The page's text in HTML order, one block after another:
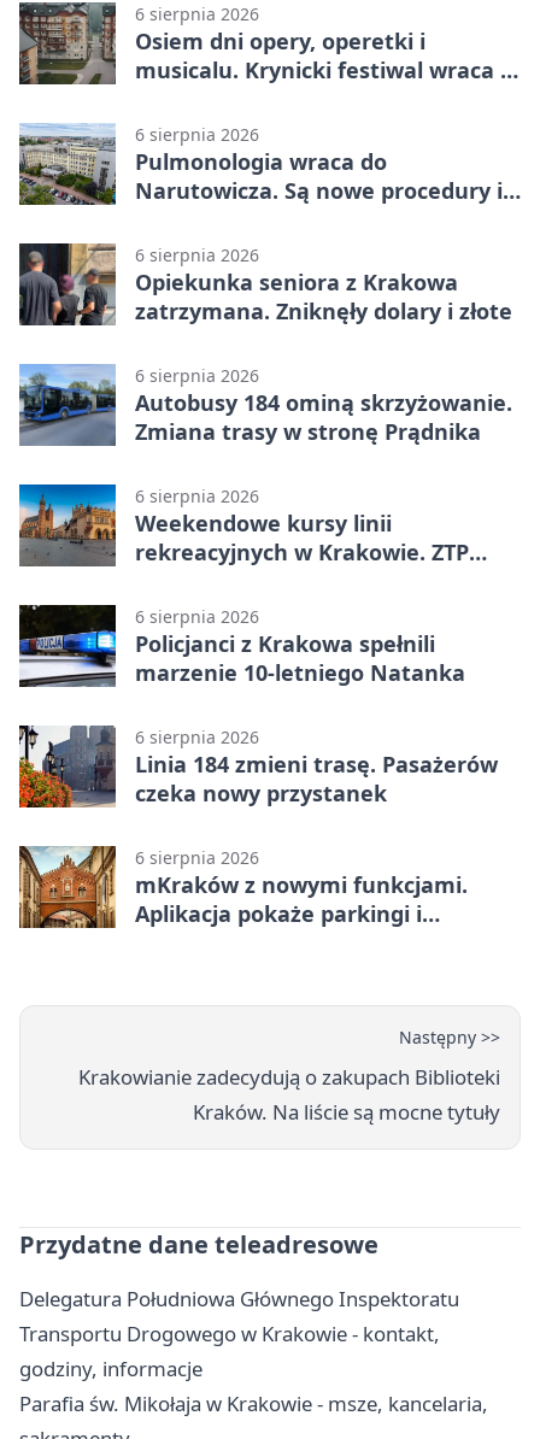
6 sierpnia 2026
Osiem dni opery, operetki i
musicalu. Krynicki festiwal wraca z
6 sierpnia 2026
Pulmonologia wraca do
Narutowicza. Są nowe procedury i
6 sierpnia 2026
Opiekunka seniora z Krakowa
zatrzymana. Zniknęły dolary i złote
6 sierpnia 2026
Autobusy 184 ominą skrzyżowanie.
Zmiana trasy w stronę Prądnika
6 sierpnia 2026
Weekendowe kursy linii
rekreacyjnych w Krakowie. ZTP
6 sierpnia 2026
Policjanci z Krakowa spełnili
marzenie 10-letniego Natanka
6 sierpnia 2026
Linia 184 zmieni trasę. Pasażerów
czeka nowy przystanek
6 sierpnia 2026
mKraków z nowymi funkcjami.
Aplikacja pokaże parkingi i
Następny >>
Krakowianie zadecydują o zakupach Biblioteki
Kraków. Na liście są mocne tytuły
Przydatne dane teleadresowe
Delegatura Południowa Głównego Inspektoratu
Transportu Drogowego w Krakowie - kontakt,
godziny, informacje
Parafia św. Mikołaja w Krakowie - msze, kancelaria,